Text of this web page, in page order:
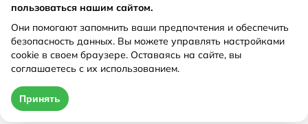
Рецепт
Не требуется
от 505,94 ₽
пользоваться нашим сайтом.
Они помогают запомнить ваши предпочтения и обеспечить
безопасность данных. Вы можете управлять настройками
cookie в своем браузере. Оставаясь на сайте, вы
соглашаетесь с их использованием.
Принять